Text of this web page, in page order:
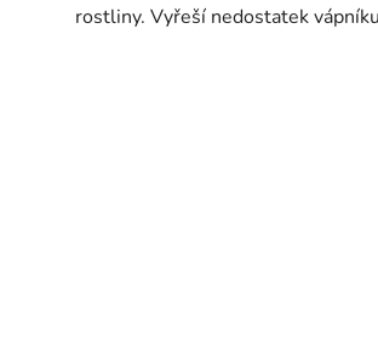
rostliny. Vyřeší nedostatek